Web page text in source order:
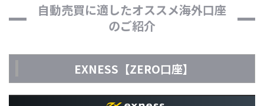
自動売買に適したオススメ海外口座
のご紹介
EXNESS【ZERO口座】